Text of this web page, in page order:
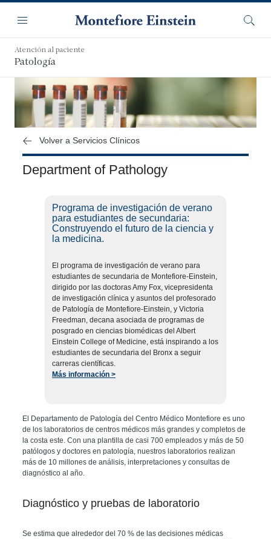
contenido
principal
Navegación
Menú
Atención al paciente
Patología
Volver a Servicios Clínicos
Department of Pathology
Programa de investigación de verano
para estudiantes de secundaria:
Construyendo el futuro de la ciencia y
la medicina.
El programa de investigación de verano para
estudiantes de secundaria de Montefiore-Einstein,
dirigido por las doctoras Amy Fox, vicepresidenta
de investigación clínica y asuntos del profesorado
de Patología de Montefiore-Einstein, y Victoria
Freedman, decana asociada de programas de
posgrado en ciencias biomédicas del Albert
Einstein College of Medicine, está inspirando a los
estudiantes de secundaria del Bronx a seguir
carreras científicas.
Más información >
El Departamento de Patología del Centro Médico Montefiore es uno
de los laboratorios de centros médicos más grandes y completos de
la costa este. Con una plantilla de casi 700 empleados y más de 50
patólogos y doctores en patología, nuestros laboratorios realizan
más de 10 millones de análisis, interpretaciones y consultas de
diagnóstico al año.
Diagnóstico y pruebas de laboratorio
Se estima que alrededor del 70 % de las decisiones médicas